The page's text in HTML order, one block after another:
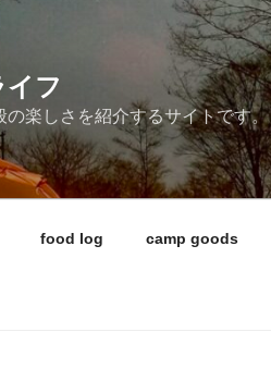
フ
楽しさを紹介するサイトです。
food log camp goods